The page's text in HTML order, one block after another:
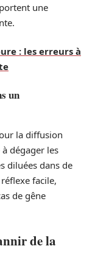
une
: les erreurs à
un
la diffusion
dégager les
diluées dans de
facile,
de gêne
de la